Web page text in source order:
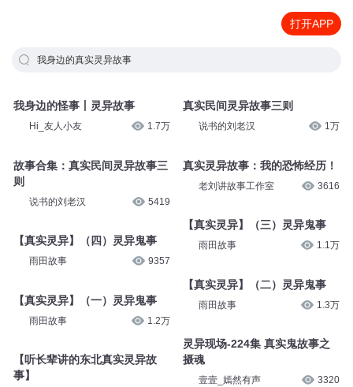
打开APP
我身边的真实灵异故事
我身边的怪事丨灵异故事
Hi_友人小友 1.7万
故事合集：真实民间灵异故事三
则
说书的刘老汉 5419
【真实灵异】（四）灵异鬼事
雨田故事 9357
【真实灵异】（一）灵异鬼事
雨田故事 1.2万
【听长辈讲的东北真实灵异故
事】
真实民间灵异故事三则
说书的刘老汉 1万
真实灵异故事：我的恐怖经历！
老刘讲故事工作室 3616
【真实灵异】（三）灵异鬼事
雨田故事 1.1万
【真实灵异】（二）灵异鬼事
雨田故事 1.3万
灵异现场-224集 真实鬼故事之
摄魂
壹壹_嫣然有声 3320